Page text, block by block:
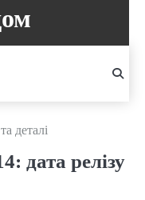
деталі
дата релізу